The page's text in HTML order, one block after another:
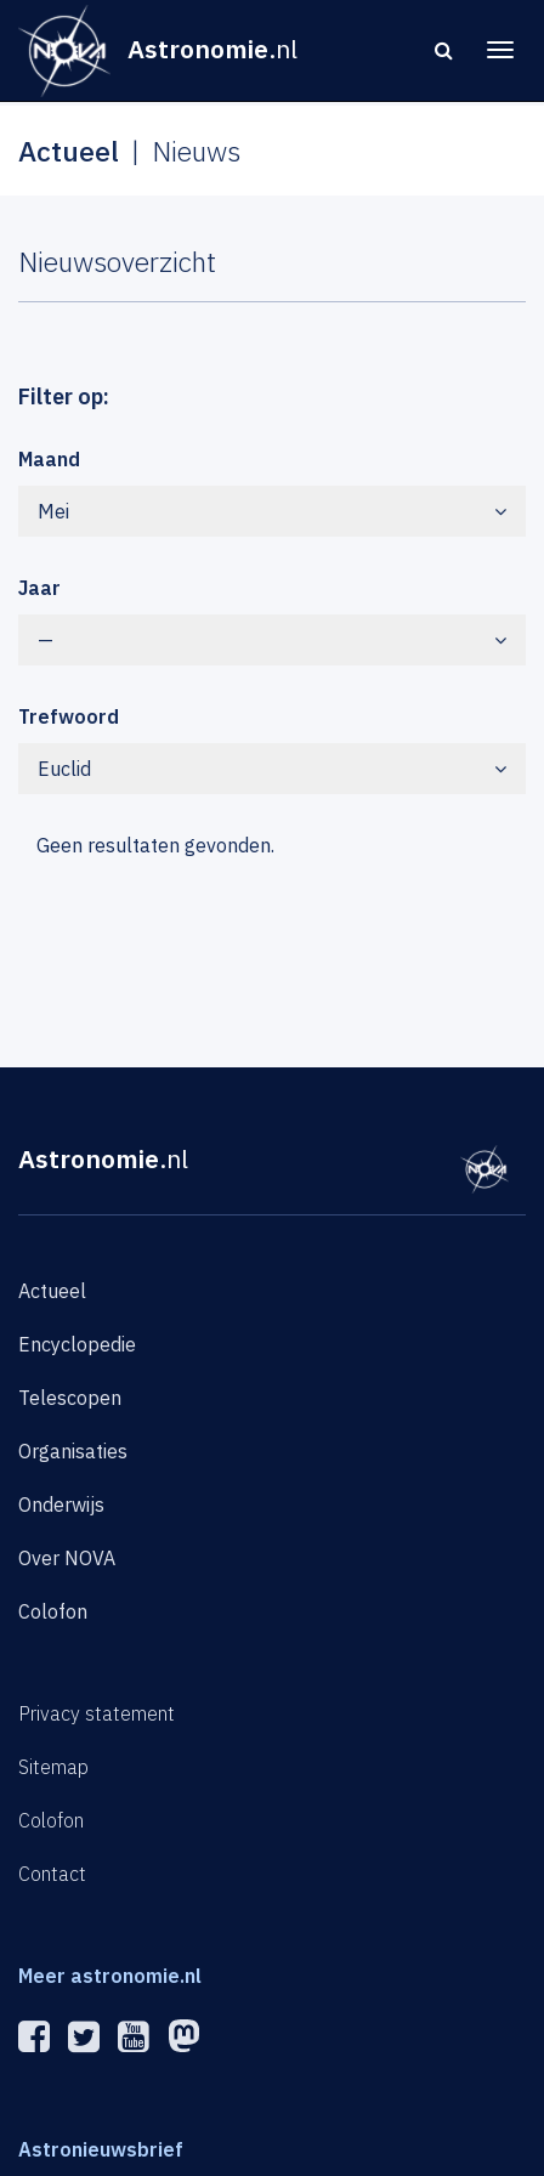
Astronomie.nl
Actueel Nieuws
Nieuwsoverzicht
Filter op:
Maand
Mei
Jaar
—
Trefwoord
Euclid
Geen resultaten gevonden.
Astronomie.nl
Actueel
Encyclopedie
Telescopen
Organisaties
Onderwijs
Over NOVA
Colofon
Privacy statement
Sitemap
Colofon
Contact
Meer astronomie.nl
Astronieuwsbrief